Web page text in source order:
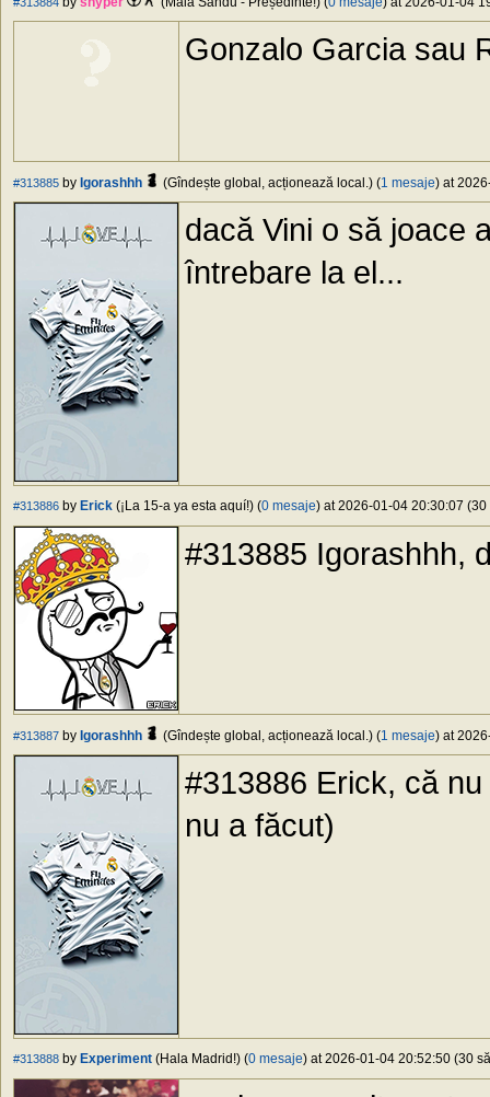
#313884
Gonzalo Garcia sau
#313885 by Igorashhh (Gîndește global, acționează local.) (1 mesaje) at
dacă Vini o să joace
întrebare la el...
#313886 by Erick (¡La 15-a ya esta aquí!) (0 mesaje) at 2026-01-04 20:30:07
#313885 Igorashhh,
#313887 by Igorashhh (Gîndește global, acționează local.) (1 mesaje) at
#313886 Erick, că
nu a făcut)
#313888 by Experiment (Hala Madrid!) (0 mesaje) at 2026-01-04 20:52:50 (30